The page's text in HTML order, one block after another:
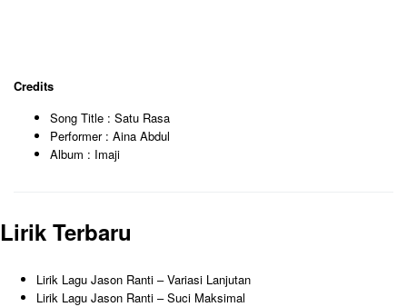
Credits
Song Title : Satu Rasa
Performer : Aina Abdul
Album : Imaji
Lirik Terbaru
Lirik Lagu Jason Ranti – Variasi Lanjutan
Lirik Lagu Jason Ranti – Suci Maksimal